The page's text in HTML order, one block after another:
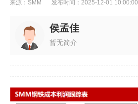
来源： SMM 发布时间： 2025-12-01 10:00:00
侯孟佳
暂无简介